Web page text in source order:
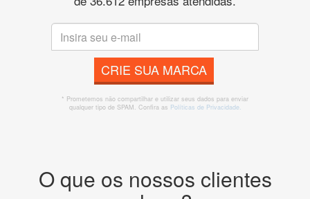
CRIE SUA MARCA
* Prometemos não compartilhar e utilizar seus dados para enviar
qualquer tipo de SPAM. Confira as Políticas de Privacidade.
O que os nossos clientes